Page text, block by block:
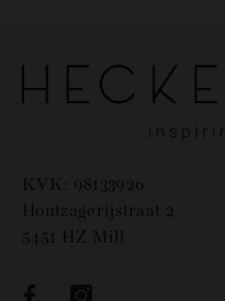
KVK: 98133926
‏‏‎Houtzagerijstraat 2
‏‏‎5451 HZ Mill